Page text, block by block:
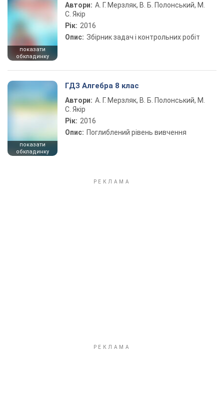
показати
обкладинку
Автори: А. Г. Мерзляк, В. Б. Полонський, М.
С. Якір
Рік: 2016
Опис: Збірник задач і контрольних робіт
показати
обкладинку
ГДЗ Алгебра 8 клас
Автори: А. Г. Мерзляк, В. Б. Полонський, М.
С. Якір
Рік: 2016
Опис: Поглиблений рівень вивчення